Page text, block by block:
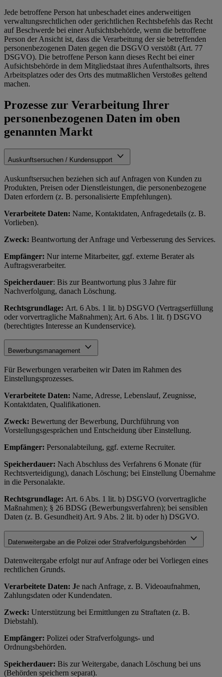
Jede betroffene Person hat unbeschadet eines anderweitigen
verwaltungsrechtlichen oder gerichtlichen Rechtsbefehls das Recht
auf Beschwerde bei einer Aufsichtsbehörde, wenn die betroffene
Person der Ansicht ist, dass die Verarbeitung der sie betreffenden
personenbezogenen Daten gegen die DSGVO verstößt (Art. 77
DSGVO). Die betroffene Person kann dieses Recht bei einer
Aufsichtsbehörde in dem Mitgliedstaat ihres Aufenthaltsorts, ihres
Arbeitsplatzes oder des Orts des mutmaßlichen Verstoßes geltend
machen.
Prozesse zur Verarbeitung Ihrer
personenbezogenen Daten im oben
genannten Markt
Auskunftsersuchen / Kundensupport
Auskunftsersuchen beziehen sich auf Anfragen von Kunden zu
Produkten, Preisen oder Dienstleistungen, die personenbezogene
Daten erfordern (z. B. personalisierte Empfehlungen).
Verarbeitete Daten: Name, Kontaktdaten, Anfragedetails (z. B.
Vorlieben).
Zweck: Beantwortung der Anfrage und Verbesserung des Services.
Empfänger: Nur interne Mitarbeiter, ggf. externe Berater als
Auftragsverarbeiter.
Speicherdauer: Bis zur Beantwortung plus 3 Jahre für
Nachverfolgung, danach Löschung.
Rechtsgrundlage: Art. 6 Abs. 1 lit. b) DSGVO (Vertragserfüllung
oder vorvertragliche Maßnahmen); Art. 6 Abs. 1 lit. f) DSGVO
(berechtigtes Interesse an Kundenservice).
Bewerbungsmanagement
Für Bewerbungen verarbeiten wir Daten im Rahmen des
Einstellungsprozesses.
Verarbeitete Daten: Name, Adresse, Lebenslauf, Zeugnisse,
Kontaktdaten, Qualifikationen.
Zweck: Bewertung der Bewerbung, Durchführung von
Vorstellungsgesprächen und Entscheidung über Einstellung.
Empfänger: Personalabteilung, ggf. externe Recruiter.
Speicherdauer: Nach Abschluss des Verfahrens 6 Monate (für
Rechtsverteidigung), danach Löschung; bei Einstellung Übernahme
in die Personalakte.
Rechtsgrundlage: Art. 6 Abs. 1 lit. b) DSGVO (vorvertragliche
Maßnahmen); § 26 BDSG (Bewerbungsverfahren); bei sensiblen
Daten (z. B. Gesundheit) Art. 9 Abs. 2 lit. b) oder h) DSGVO.
Datenweitergabe an die Polizei oder Strafverfolgungsbehörden
Datenweitergabe erfolgt nur auf Anfrage oder bei Vorliegen eines
rechtlichen Grunds.
Verarbeitete Daten: Je nach Anfrage, z. B. Videoaufnahmen,
Zahlungsdaten oder Kundendaten.
Zweck: Unterstützung bei Ermittlungen zu Straftaten (z. B.
Diebstahl).
Empfänger: Polizei oder Strafverfolgungs- und
Ordnungsbehörden.
Speicherdauer: Bis zur Weitergabe, danach Löschung bei uns
(Behörden speichern separat).